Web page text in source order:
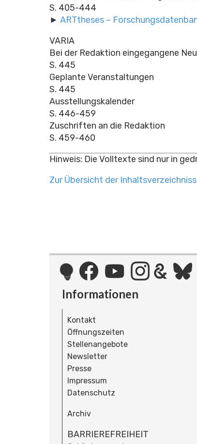
S. 405-444
► ARTtheses –
VARIA
Bei der Redaktion eingegangene
S. 445
Geplante Veranstaltungen
S. 445
Ausstellungskalender
S. 446-459
Zuschriften an die Redaktion
S. 459-460
Hinweis: Die Volltexte sind nur in
Zur Übersicht der
Informationen
Kontakt
Öffnungszeiten
Stellenangebote
Newsletter
Presse
Impressum
Datenschutz
Archiv
BARRIEREFREIHEIT